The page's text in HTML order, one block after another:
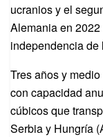
ucranios y el
Alemania en
independencia de
Tres años y
con capacidad
cúbicos que
Serbia y Hungría